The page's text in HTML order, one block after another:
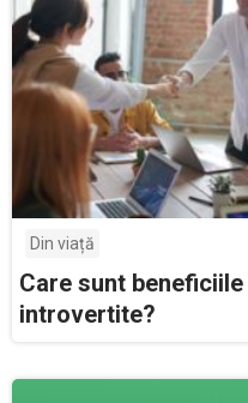
Din viață
Care sunt
introvertite?